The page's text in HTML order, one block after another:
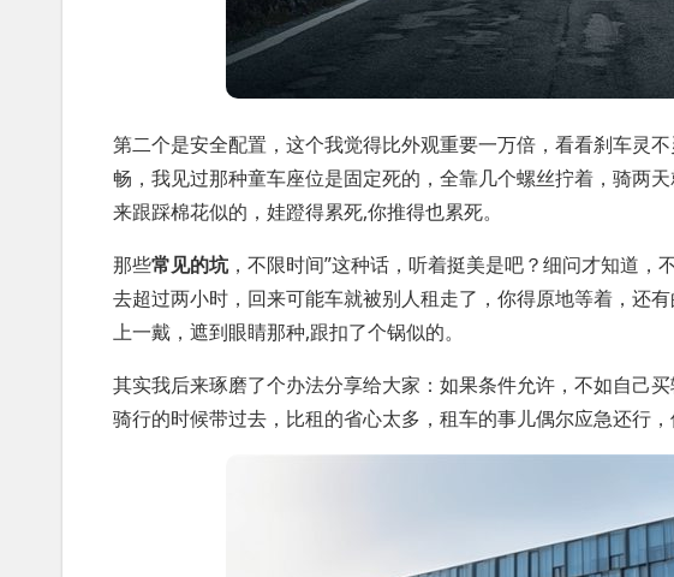
第二个是安全配置，这个我觉得比外观重要一万倍，看看刹车灵
畅，我见过那种童车座位是固定死的，全靠几个螺丝拧着，骑两
来跟踩棉花似的，娃蹬得累死,你推得也累死。
那些常见的坑，不限时间”这种话，听着挺美是吧？细问才知道，
去超过两小时，回来可能车就被别人租走了，你得原地等着，还
上一戴，遮到眼睛那种,跟扣了个锅似的。
其实我后来琢磨了个办法分享给大家：如果条件允许，不如自己
骑行的时候带过去，比租的省心太多，租车的事儿偶尔应急还行